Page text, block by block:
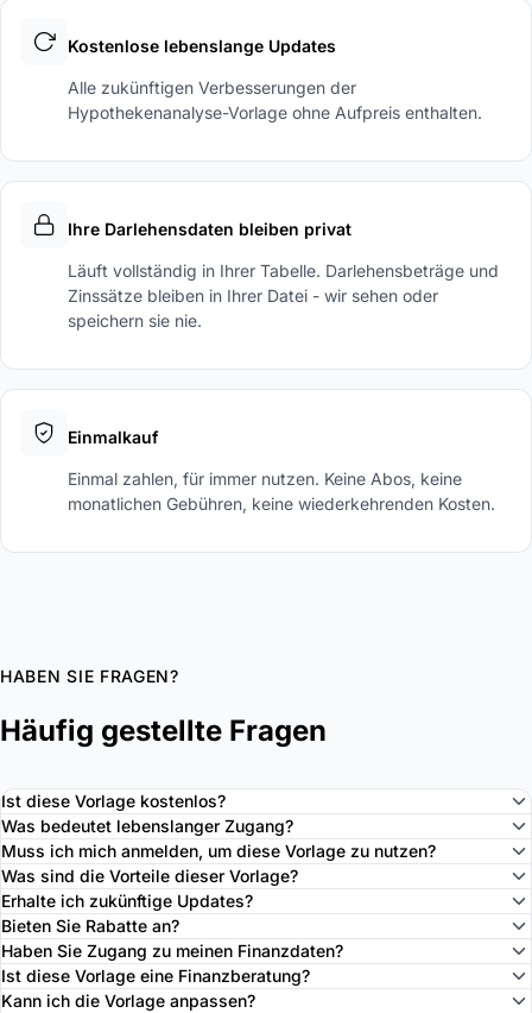
Kostenlose lebenslange Updates
Alle zukünftigen Verbesserungen der
Hypothekenanalyse-Vorlage ohne Aufpreis enthalten.
Ihre Darlehensdaten bleiben privat
Läuft vollständig in Ihrer Tabelle. Darlehensbeträge und
Zinssätze bleiben in Ihrer Datei - wir sehen oder
speichern sie nie.
Einmalkauf
Einmal zahlen, für immer nutzen. Keine Abos, keine
monatlichen Gebühren, keine wiederkehrenden Kosten.
HABEN SIE FRAGEN?
Häufig gestellte Fragen
Ist diese Vorlage kostenlos?
Was bedeutet lebenslanger Zugang?
Muss ich mich anmelden, um diese Vorlage zu nutzen?
Was sind die Vorteile dieser Vorlage?
Erhalte ich zukünftige Updates?
Bieten Sie Rabatte an?
Haben Sie Zugang zu meinen Finanzdaten?
Ist diese Vorlage eine Finanzberatung?
Kann ich die Vorlage anpassen?